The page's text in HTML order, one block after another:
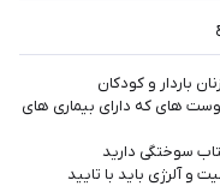
باردار و کودکان
های که دارای بیماری های
سوختگی دارید
آلرژی باید با تایید